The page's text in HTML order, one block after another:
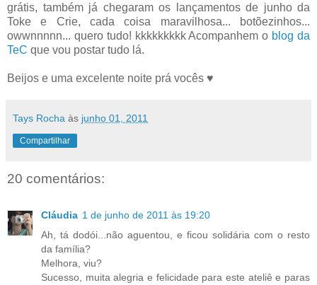
grátis, também já chegaram os lançamentos de junho da
Toke e Crie, cada coisa maravilhosa... botõezinhos...
owwnnnnn... quero tudo! kkkkkkkkk Acompanhem o blog da
TeC que vou postar tudo lá.
Beijos e uma excelente noite prá vocês ♥
Tays Rocha às junho 01, 2011
Compartilhar
20 comentários:
Cláudia 1 de junho de 2011 às 19:20
Ah, tá dodói...não aguentou, e ficou solidária com o resto
da família?
Melhora, viu?
Sucesso, muita alegria e felicidade para este ateliê e paras